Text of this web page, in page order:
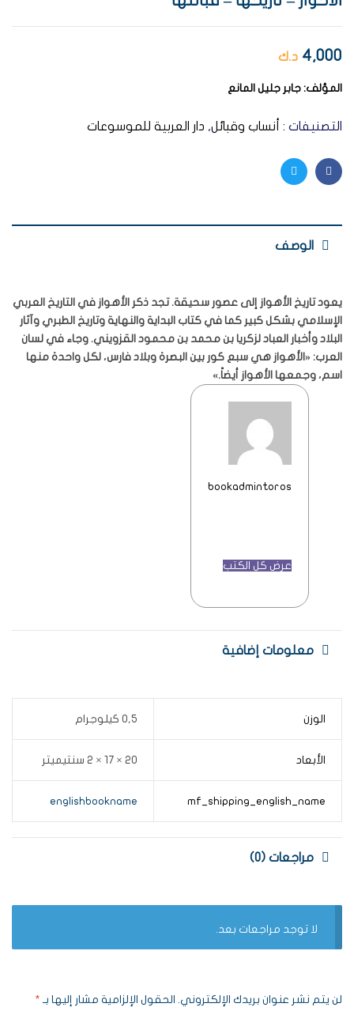
4,000 د.ك
المؤلف: جابر جليل المانع
التصنيفات : أنساب وقبائل, دار العربية للموسوعات
Facebook
Twitter
الوصف
يعود تاريخ الأهواز إلى عصور سحيقة. تجد ذكر الأهواز في التاريخ العربي
الإسلامي بشكل كبير كما في كتاب البداية والنهاية وتاريخ الطبري وآثار
البلاد وأخبار العباد لزكريا بن محمد بن محمود القزويني. وجاء في لسان
العرب: «الأهواز هي سبع كور بين البصرة وبلاد فارس، لكل واحدة منها
اسم، وجمعها الأهواز أيضاً.»
bookadmintoros
عرض كل الكتب
معلومات إضافية
الوزن 0,5 كيلوجرام
الأبعاد 20 × 17 × 2 سنتيميتر
mf_shipping_english_name
englishbookname
مراجعات (0)
لا توجد مراجعات بعد.
لن يتم نشر عنوان بريدك الإلكتروني. الحقول الإلزامية مشار إليها بـ *